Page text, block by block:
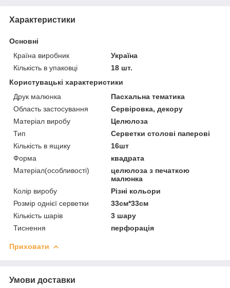
Характеристики
Основні
Країна виробник
Україна
Кількість в упаковці
18 шт.
Користувацькі характеристики
Друк малюнка
Пасхальна тематика
Область застосування
Сервіровка, декору
Матеріал виробу
Целюлоза
Тип
Серветки столові паперові
Кількість в ящику
16шт
Форма
квадрата
Матеріал(особливості)
целюлоза з печаткою
малюнка
Колір виробу
Різні кольори
Розмір однієї серветки
33см*33см
Кількість шарів
3 шару
Тиснення
перфорація
Приховати
Умови доставки